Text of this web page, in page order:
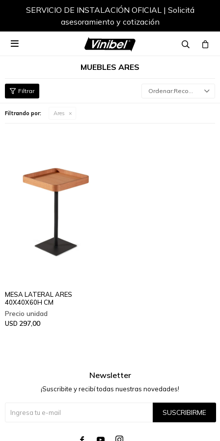
SERVICIO DE INSTALACIÓN OFICIAL | Solicitá
asesoramiento y cotización

MUEBLES ARES
Recomendados
Filtrando por: Ares
MESA LATERAL ARES
40X40X60H CM
USD 297,00
Newsletter
¡Suscribite y recibí todas nuestras novedades!
SUSCRIBIRME
  